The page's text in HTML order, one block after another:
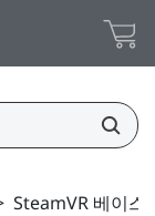
SteamVR 베이스